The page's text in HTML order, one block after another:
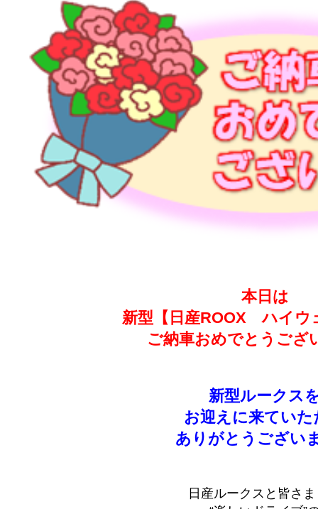
本日は
新型【日産ROOX ハイウ
ご納車おめでとうご
新型ルークス
お迎えに来ていた
ありがとうござい
日産ルークスと皆さ